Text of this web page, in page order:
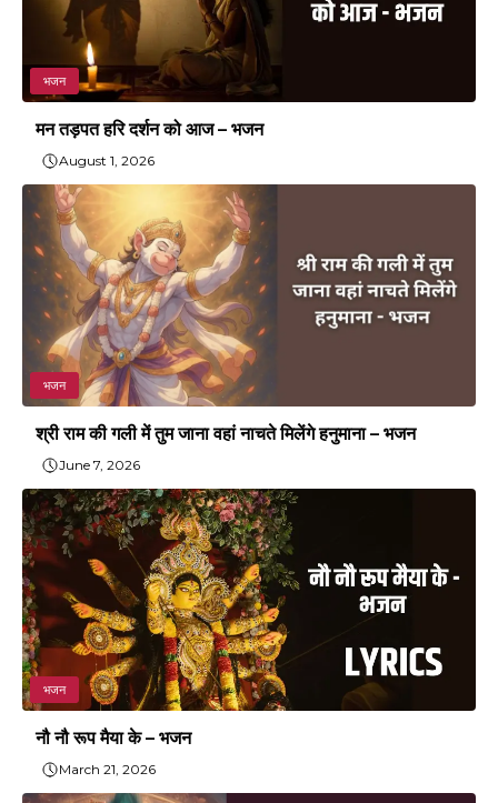
भजन
मन तड़पत हरि दर्शन को आज – भजन
August 1, 2026
भजन
श्री राम की गली में तुम जाना वहां नाचते मिलेंगे हनुमाना – भजन
June 7, 2026
भजन
नौ नौ रूप मैया के – भजन
March 21, 2026